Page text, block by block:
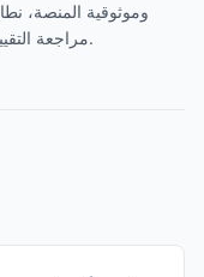
وموثوقية المنصة،
مراجعة التقييمات بانتظام وتحديثها مع تغير عروض الوسطاء.